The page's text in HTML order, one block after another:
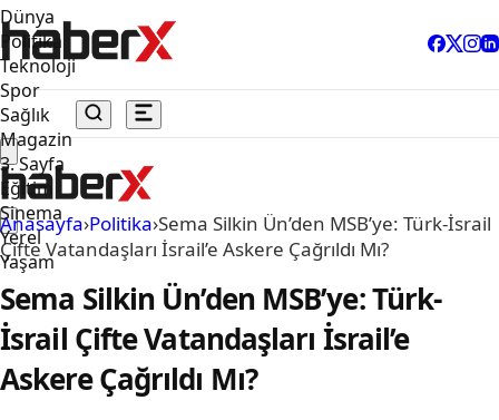
Dünya
Politika
Teknoloji
Spor
Sağlık
Magazin
3. Sayfa
Eğitim
Sinema
Yerel
Yaşam
Anasayfa›Politika›Sema Silkin Ün’den MSB’ye: Türk-İsrail
Çifte Vatandaşları İsrail’e Askere Çağrıldı Mı?
Sema Silkin Ün’den MSB’ye: Türk-
İsrail Çifte Vatandaşları İsrail’e
Askere Çağrıldı Mı?